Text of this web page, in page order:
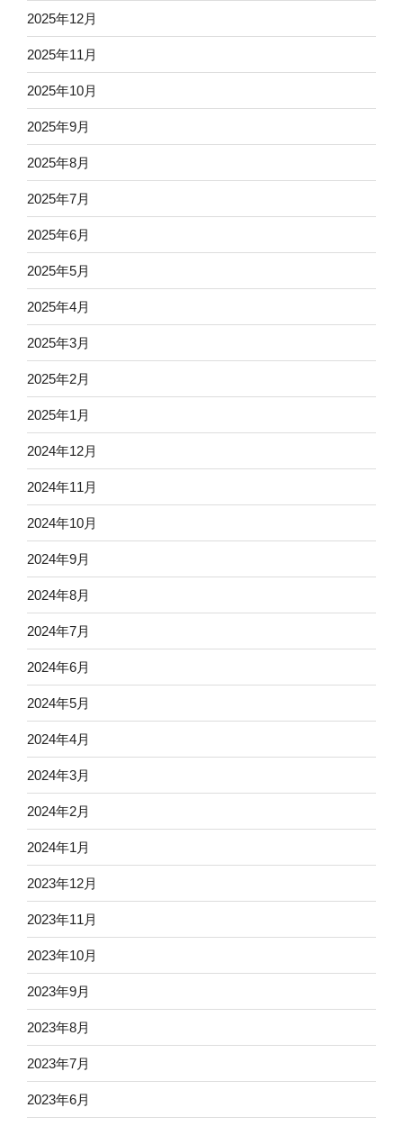
2025年12月
2025年11月
2025年10月
2025年9月
2025年8月
2025年7月
2025年6月
2025年5月
2025年4月
2025年3月
2025年2月
2025年1月
2024年12月
2024年11月
2024年10月
2024年9月
2024年8月
2024年7月
2024年6月
2024年5月
2024年4月
2024年3月
2024年2月
2024年1月
2023年12月
2023年11月
2023年10月
2023年9月
2023年8月
2023年7月
2023年6月